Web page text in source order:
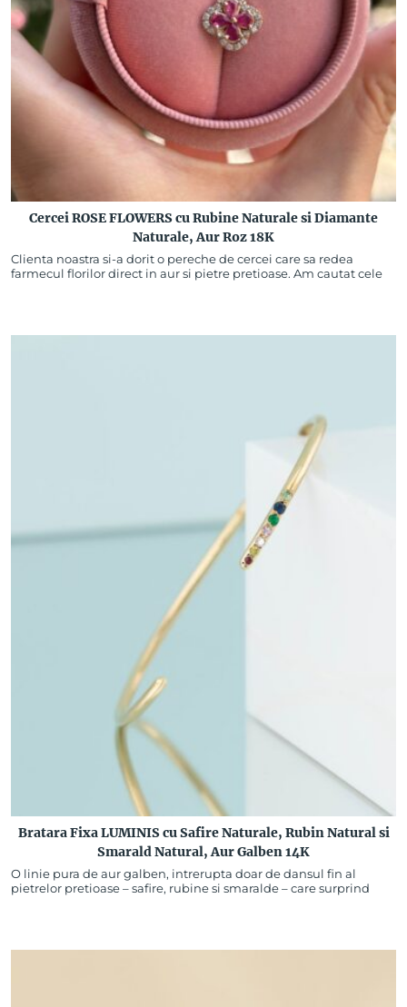
Cercei ROSE FLOWERS cu Rubine Naturale si Diamante
Naturale, Aur Roz 18K
Clienta noastra si-a dorit o pereche de cercei care sa redea
farmecul florilor direct in aur si pietre pretioase. Am cautat cele
Bratara Fixa LUMINIS cu Safire Naturale, Rubin Natural si
Smarald Natural, Aur Galben 14K
O linie pura de aur galben, intrerupta doar de dansul fin al
pietrelor pretioase – safire, rubine si smaralde – care surprind